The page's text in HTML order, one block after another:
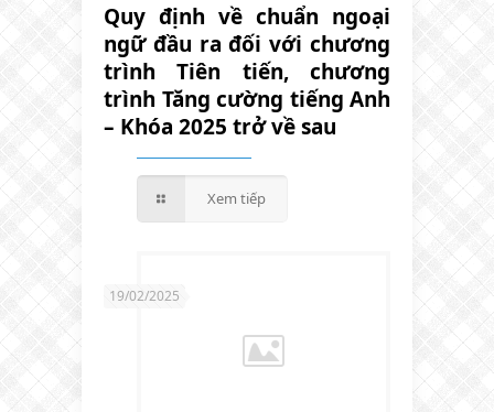
Quy định về chuẩn ngoại
ngữ đầu ra đối với chương
trình Tiên tiến, chương
trình Tăng cường tiếng Anh
– Khóa 2025 trở về sau
Xem tiếp
19/02/2025